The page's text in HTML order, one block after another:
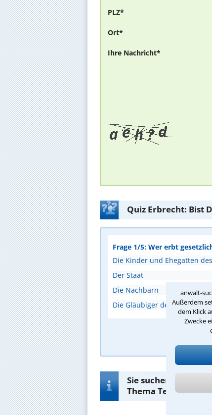
anwalt-
Außerdem
dem Klick
Zwecke
PLZ*
Ort*
Ihre Nachricht*
Quiz Erbrecht: Bist
Frage 1/5: Wer erbt
Die Kinder und Ehegatten
Der Staat
Die Nachbarn
Die Gläubiger des
Sie suchen nach
Thema Testament